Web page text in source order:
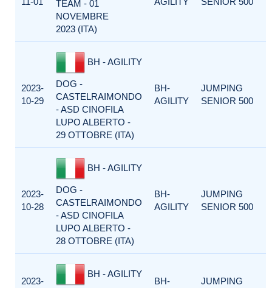
TEAM - 01
NOVEMBRE
2023 (ITA)
2023-
10-29
BH - AGILITY
DOG -
CASTELRAIMONDO
- ASD CINOFILA
LUPO ALBERTO -
29 OTTOBRE (ITA)
BH-
AGILITY
JUMPING
SENIOR 500
2023-
10-28
BH - AGILITY
DOG -
CASTELRAIMONDO
- ASD CINOFILA
LUPO ALBERTO -
28 OTTOBRE (ITA)
BH-
AGILITY
JUMPING
SENIOR 500
2023-
BH - AGILITY
BH-
JUMPING